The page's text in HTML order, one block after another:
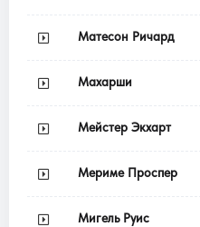
Матесон Ричард
Махарши
Мейстер Экхарт
Мериме Проспер
Мигель Руис